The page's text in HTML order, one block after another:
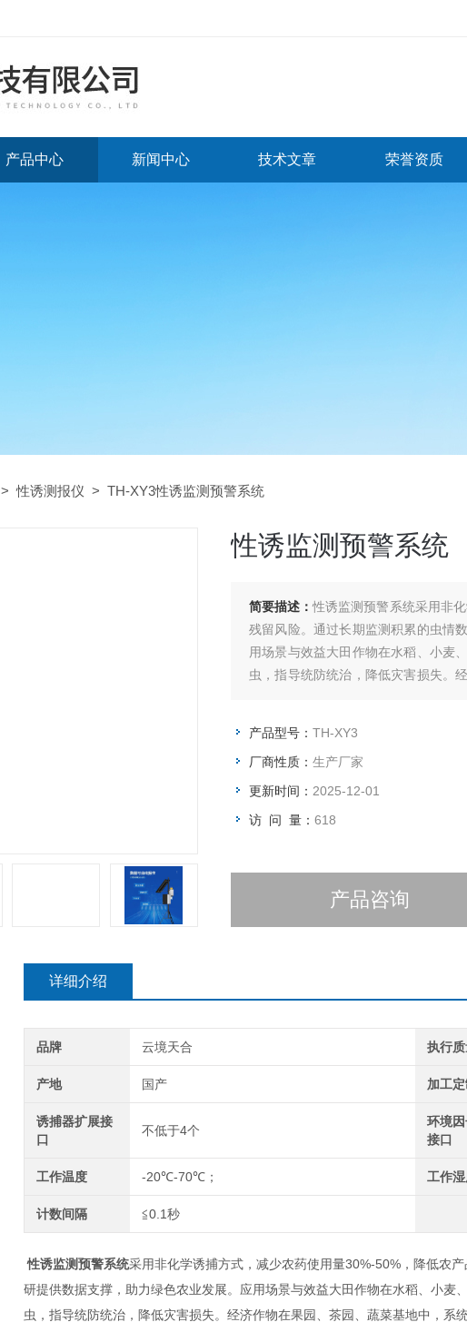
产品中心 新闻中心 技术文章 荣誉资质
>性诱测报仪 > TH-XY3性诱监测预警系统
性诱监测预警系统
简要描述：性诱监测预警系统采用非
残留风险。通过长期监测积累的虫情
用场景与效益大田作物在水稻、小麦
虫，指导统防统治，降低灾害损失。
产品型号： TH-XY3
厂商性质： 生产厂家
更新时间： 2025-12-01
访 问 量： 618
产品咨询
详细介绍
品牌 云境天合 执行
产地 国产 加工定
诱捕器扩展接
口
不低于4个
环境
接口
工作温度 -20℃-70℃； 工作
计数间隔 ≦0.1秒
性诱监测预警系统采用非化学诱捕方式，减少农药使用量30%-50%，降低农
研提供数据支撑，助力绿色农业发展。应用场景与效益大田作物在水稻、小麦
虫，指导统防统治，降低灾害损失。经济作物在果园、茶园、蔬菜基地中，系